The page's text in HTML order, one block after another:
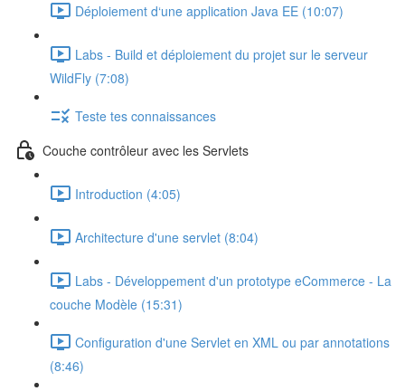
Déploiement d‘une application Java EE (10:07)
Labs - Build et déploiement du projet sur le serveur
WildFly (7:08)
Teste tes connaissances
Couche contrôleur avec les Servlets
Introduction (4:05)
Architecture d'une servlet (8:04)
Labs - Développement d'un prototype eCommerce - La
couche Modèle (15:31)
Configuration d'une Servlet en XML ou par annotations
(8:46)